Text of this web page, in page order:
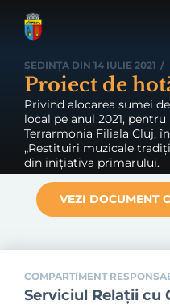
ȘEDINȚA DIN 14 IULIE 2021 /
Proiect de
Privind alocarea sumei
local pe anul 2021,
Terrarmonia Filiala Cluj,
„Restituiri muzicale
din inițiativa primarului.
VEZI DOCUMENT
COMPARTIMENT
Serviciul Relaţii cu